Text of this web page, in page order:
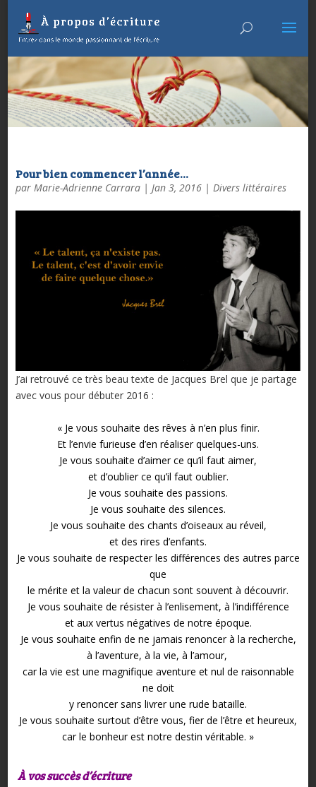
Pour bien commencer l’année…
par Marie-Adrienne Carrara| Jan 3, 2016| Divers littéraires
J’ai retrouvé ce très beau texte de Jacques Brel que je partage
avec vous pour débuter 2016 :
« Je vous souhaite des rêves à n’en plus finir.
Et l’envie furieuse d’en réaliser quelques-uns.
Je vous souhaite d’aimer ce qu’il faut aimer,
et d’oublier ce qu’il faut oublier.
Je vous souhaite des passions.
Je vous souhaite des silences.
Je vous souhaite des chants d’oiseaux au réveil,
et des rires d’enfants.
Je vous souhaite de respecter les différences des autres parce
que
le mérite et la valeur de chacun sont souvent à découvrir.
Je vous souhaite de résister à l’enlisement, à l’indifférence
et aux vertus négatives de notre époque.
Je vous souhaite enfin de ne jamais renoncer à la recherche,
à l’aventure, à la vie, à l’amour,
car la vie est une magnifique aventure et nul de raisonnable
ne doit
y renoncer sans livrer une rude bataille.
Je vous souhaite surtout d’être vous, fier de l’être et heureux,
car le bonheur est notre destin véritable. »
À vos succès d’écriture